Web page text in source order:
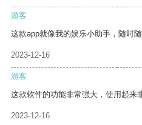
游客
这款app就像我的娱乐小助手，随时
2023-12-16
游客
这款软件的功能非常强大，使用起来
2023-12-16